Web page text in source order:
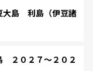
島 利島（伊豆諸
２０２７～２０２